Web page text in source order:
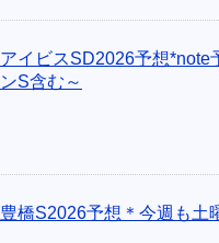
アイビスSD2026予想*note
ンS含む～
豊橋S2026予想＊今週も土